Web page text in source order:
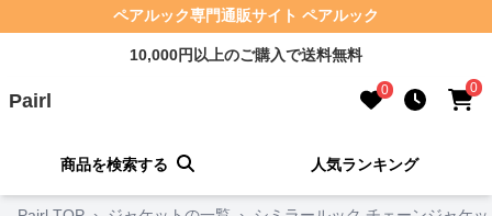
ペアルック専門通販サイト ペアルック
10,000円以上のご購入で送料無料
Pairl 0 0
商品を検索する 人気ランキング